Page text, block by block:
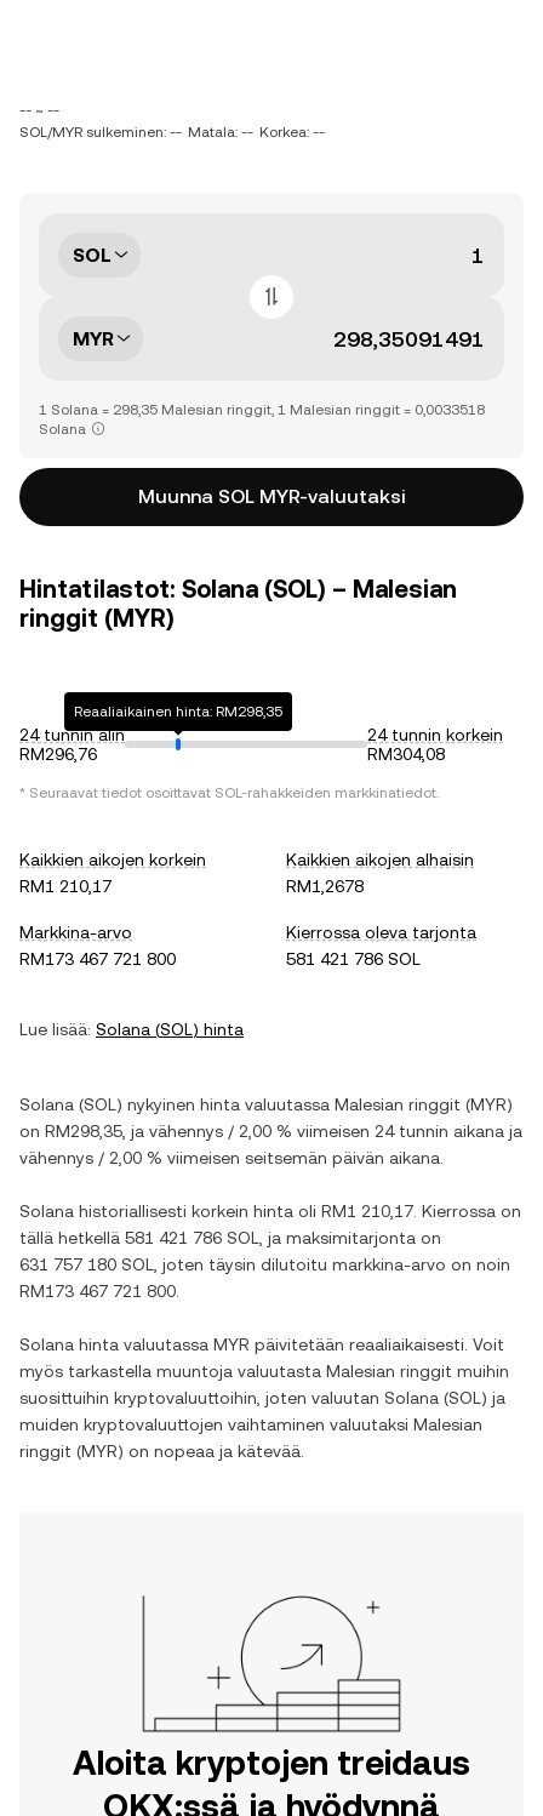
-- ~ --
SOL/MYR sulkeminen: -- Matala: -- Korkea: --
SOL
MYR
1 Solana = 298,35 Malesian ringgit, 1 Malesian ringgit = 0,0033518
Solana
Muunna SOL MYR-valuutaksi
Hintatilastot: Solana (SOL) – Malesian
ringgit (MYR)
24 tunnin alin
RM296,76
Reaaliaikainen hinta: RM298,35
24 tunnin korkein
RM304,08
* Seuraavat tiedot osoittavat SOL-rahakkeiden markkinatiedot.
Kaikkien aikojen korkein
RM1 210,17
Kaikkien aikojen alhaisin
RM1,2678
Markkina-arvo
RM173 467 721 800
Kierrossa oleva tarjonta
581 421 786 SOL
Lue lisää: Solana (SOL) hinta
Solana (SOL ) nykyinen hinta valuutassa Malesian ringgit (MYR)
on RM298,35 , ja vähennys / 2,00 % viimeisen 24 tunnin aikana ja
vähennys / 2,00 % viimeisen seitsemän päivän aikana.
Solana historiallisesti korkein hinta oli RM1 210,17 . Kierrossa on
tällä hetkellä 581 421 786 SOL
, ja maksimitarjonta on
631 757 180 SOL
, joten täysin dilutoitu markkina-arvo on noin
RM173 467 721 800
Solana hinta valuutassa MYR päivitetään reaaliaikaisesti. Voit
myös tarkastella muuntoja valuutasta Malesian ringgit muihin
suosittuihin kryptovaluuttoihin, joten valuutan Solana (SOL ) ja
muiden kryptovaluuttojen vaihtaminen valuutaksi Malesian
ringgit (MYR) on nopeaa ja kätevää.
Aloita kryptojen treidaus
OKX:ssä ja hyödynnä